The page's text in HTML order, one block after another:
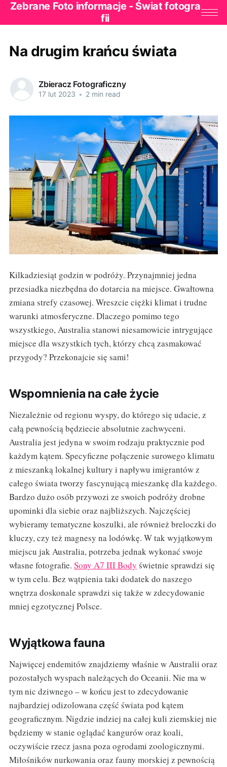
Zebrane Foto informacje - Świat fotogra
fii
Na drugim krańcu świata
Zbieracz Fotograficzny
17 lut 2023 • 2 min read
Kilkadziesiąt godzin w podróży. Przynajmniej jedna
przesiadka niezbędna do dotarcia na miejsce. Gwałtowna
zmiana strefy czasowej. Wreszcie ciężki klimat i trudne
warunki atmosferyczne. Dlaczego pomimo tego
wszystkiego, Australia stanowi niesamowicie intrygujące
miejsce dla wszystkich tych, którzy chcą zasmakować
przygody? Przekonajcie się sami!
Wspomnienia na całe życie
Niezależnie od regionu wyspy, do którego się udacie, z
całą pewnością będziecie absolutnie zachwyceni.
Australia jest jedyna w swoim rodzaju praktycznie pod
każdym kątem. Specyficzne połączenie surowego klimatu
z mieszanką lokalnej kultury i napływu imigrantów z
całego świata tworzy fascynującą mieszankę dla każdego.
Bardzo dużo osób przywozi ze swoich podróży drobne
upominki dla siebie oraz najbliższych. Najczęściej
wybieramy tematyczne koszulki, ale również breloczki do
kluczy, czy też magnesy na lodówkę. W tak wyjątkowym
miejscu jak Australia, potrzeba jednak wykonać swoje
własne fotografie. Sony A7 III Body świetnie sprawdzi się
w tym celu. Bez wątpienia taki dodatek do naszego
wnętrza doskonale sprawdzi się także w zdecydowanie
mniej egzotycznej Polsce.
Wyjątkowa fauna
Najwięcej endemitów znajdziemy właśnie w Australii oraz
pozostałych wyspach należących do Oceanii. Nie ma w
tym nic dziwnego – w końcu jest to zdecydowanie
najbardziej odizolowana część świata pod kątem
geograficznym. Nigdzie indziej na całej kuli ziemskiej nie
będziemy w stanie oglądać kangurów oraz koali,
oczywiście rzecz jasna poza ogrodami zoologicznymi.
Miłośników nurkowania oraz fauny morskiej z pewnością